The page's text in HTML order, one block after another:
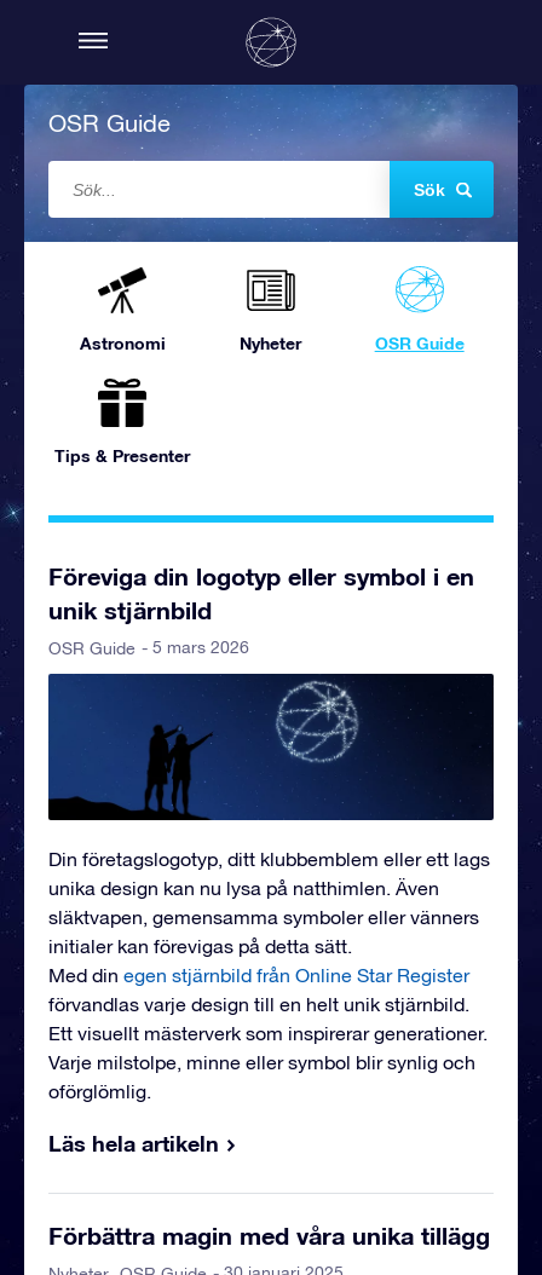
OSR Guide
Sök
Astronomi Nyheter OSR Guide
Tips & Presenter
Föreviga din logotyp eller symbol i en
unik stjärnbild
OSR Guide - 5 mars 2026
Din företagslogotyp, ditt klubbemblem eller ett lags
unika design kan nu lysa på natthimlen. Även
släktvapen, gemensamma symboler eller vänners
initialer kan förevigas på detta sätt.
Med din egen stjärnbild från Online Star Register
förvandlas varje design till en helt unik stjärnbild.
Ett visuellt mästerverk som inspirerar generationer.
Varje milstolpe, minne eller symbol blir synlig och
oförglömlig.
Läs hela artikeln
Förbättra magin med våra unika tillägg